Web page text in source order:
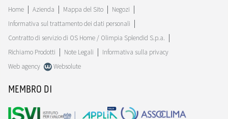
Home
Azienda Mappa del Sito
Negozi
Informativa sul trattamento dei dati personali
Contratto di servizio di OS Home / Olimpia Splendid S.p.a.
Richiamo Prodotti
Note Legali
Informativa sulla privacy
Web agency
Websolute
MEMBRO DI